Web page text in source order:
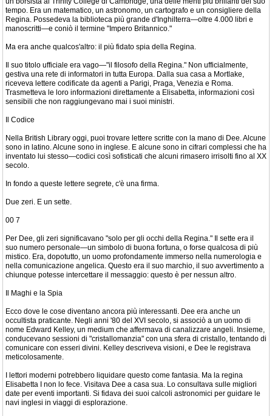
tempo. Era un matematico, un astronomo, un cartografo e un consigliere della
Regina. Possedeva la biblioteca più grande d'Inghilterra—oltre 4.000 libri e
manoscritti—e coniò il termine "Impero Britannico."
Ma era anche qualcos'altro: il più fidato spia della Regina.
Il suo titolo ufficiale era vago—"il filosofo della Regina." Non ufficialmente,
gestiva una rete di informatori in tutta Europa. Dalla sua casa a Mortlake,
riceveva lettere codificate da agenti a Parigi, Praga, Venezia e Roma.
Trasmetteva le loro informazioni direttamente a Elisabetta, informazioni così
sensibili che non raggiungevano mai i suoi ministri.
Il Codice
Nella British Library oggi, puoi trovare lettere scritte con la mano di Dee. Alcune
sono in latino. Alcune sono in inglese. E alcune sono in cifrari complessi che ha
inventato lui stesso—codici così sofisticati che alcuni rimasero irrisolti fino al XX
secolo.
In fondo a queste lettere segrete, c'è una firma.
Due zeri. E un sette.
00 7
Per Dee, gli zeri significavano "solo per gli occhi della Regina." Il sette era il
suo numero personale—un simbolo di buona fortuna, o forse qualcosa di più
mistico. Era, dopotutto, un uomo profondamente immerso nella numerologia e
nella comunicazione angelica. Questo era il suo marchio, il suo avvertimento a
chiunque potesse intercettare il messaggio: questo è per nessun altro.
Il Maghi e la Spia
Ecco dove le cose diventano ancora più interessanti. Dee era anche un
occultista praticante. Negli anni '80 del XVI secolo, si associò a un uomo di
nome Edward Kelley, un medium che affermava di canalizzare angeli. Insieme,
conducevano sessioni di "cristallomanzia" con una sfera di cristallo, tentando di
comunicare con esseri divini. Kelley descriveva visioni, e Dee le registrava
meticolosamente.
I lettori moderni potrebbero liquidare questo come fantasia. Ma la regina
Elisabetta I non lo fece. Visitava Dee a casa sua. Lo consultava sulle migliori
date per eventi importanti. Si fidava dei suoi calcoli astronomici per guidare le
navi inglesi in viaggi di esplorazione.